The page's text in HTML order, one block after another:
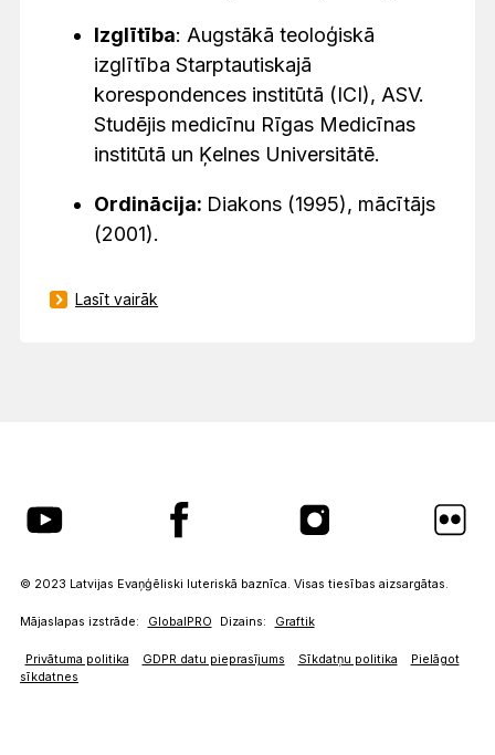
Izglītība: Augstākā teoloģiskā
izglītība Starptautiskajā
korespondences institūtā (ICI), ASV.
Studējis medicīnu Rīgas Medicīnas
institūtā un Ķelnes Universitātē.
Ordinācija: Diakons (1995), mācītājs
(2001).
Lasīt vairāk
© 2023 Latvijas Evaņģēliski luteriskā baznīca. Visas tiesības aizsargātas.
Mājaslapas izstrāde: GlobalPRO Dizains: Graftik
Privātuma politika GDPR datu pieprasījums Sīkdatņu politika
Pielāgot
sīkdatnes